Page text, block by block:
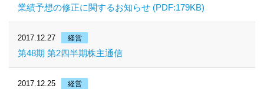
業績予想の修正に関するお知らせ (PDF:179KB)
2017.12.27 経営
第48期 第2四半期株主通信
2017.12.25 経営